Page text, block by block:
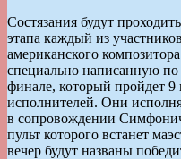
Состязания будут
этапа каждый из
американского
специально написанную по
финале, который пройдет
исполнителей. Они
в сопровождении
пульт которого встанет
вечер будут названы